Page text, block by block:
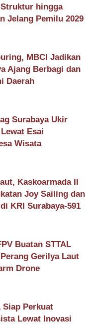
hingga
Jelang Pemilu 2029
MBCI Jadikan
Ajang Berbagi dan
Daerah
Surabaya Ukir
Esai
Wisata
Kaskoarmada II
Joy Sailing dan
KRI Surabaya-591
Buatan STTAL
Gerilya Laut
Drone
Siap Perkuat
Lewat Inovasi